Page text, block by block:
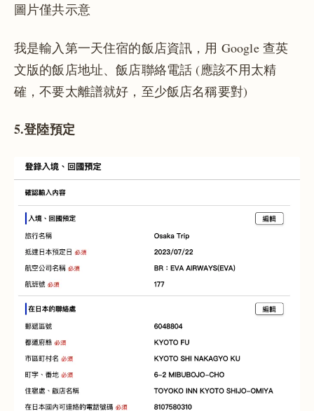
圖片僅共示意
我是輸入第一天住宿的飯店資訊，用 Google 查英
文版的飯店地址、飯店聯絡電話 (應該不用太精
確，不要太離譜就好，至少飯店名稱要對)
5.登陸預定